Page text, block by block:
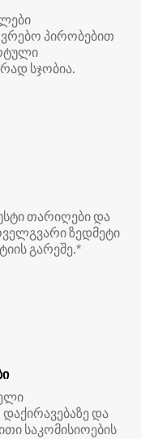
პირობებით
სჯობია.
თარიღები და
ზედმეტი
გარეშე.*
და
საკომისიოების